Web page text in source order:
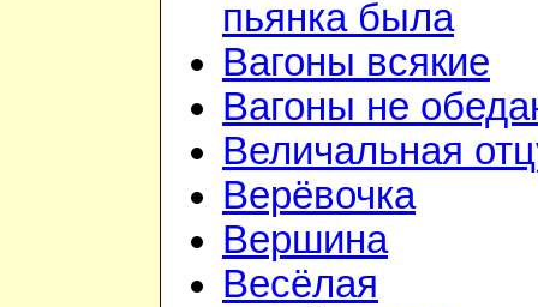
пьянка была
Вагоны всякие
Вагоны не
Величальная
Верёвочка
Вершина
Весёлая